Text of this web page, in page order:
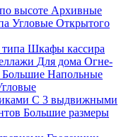
высоте Архивные
Угловые Открытого
Шкафы кассира
Для дома Огне-
Большие Напольные
С 3 выдвижными
Большие размеры